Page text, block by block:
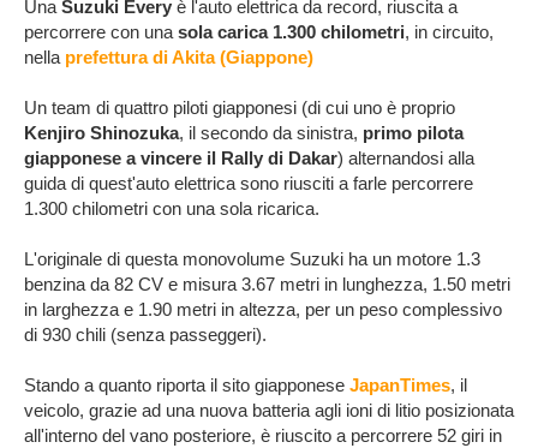
Una Suzuki Every è l'auto elettrica da record, riuscita a
percorrere con una sola carica 1.300 chilometri, in circuito,
nella prefettura di Akita (Giappone)
Un team di quattro piloti giapponesi (di cui uno è proprio
Kenjiro Shinozuka, il secondo da sinistra, primo pilota
giapponese a vincere il Rally di Dakar) alternandosi alla
guida di quest'auto elettrica sono riusciti a farle percorrere
1.300 chilometri con una sola ricarica.
L'originale di questa monovolume Suzuki ha un motore 1.3
benzina da 82 CV e misura 3.67 metri in lunghezza, 1.50 metri
in larghezza e 1.90 metri in altezza, per un peso complessivo
di 930 chili (senza passeggeri).
Stando a quanto riporta il sito giapponese JapanTimes, il
veicolo, grazie ad una nuova batteria agli ioni di litio posizionata
all'interno del vano posteriore, è riuscito a percorrere 52 giri in